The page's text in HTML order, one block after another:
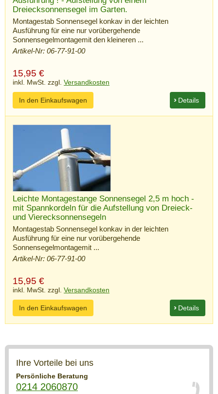
Dreiecksonnensegel im Garten.
Montagestab Sonnensegel konkav in der leichten
Ausführung für eine nur vorübergehende
Sonnensegelmontagemit den kleineren ...
Artikel-Nr: 06-77-91-00
15,95 €
inkl. MwSt. zzgl. Versandkosten
Details
In den Einkaufswagen
Leichte Montagestange Sonnensegel 2,5 m hoch -
mit Spannkordeln für die Aufstellung von Dreieck-
und Vierecksonnensegeln
Montagestab Sonnensegel konkav in der leichten
Ausführung für eine nur vorübergehende
Sonnensegelmontagemit ...
Artikel-Nr: 06-77-91-00
15,95 €
inkl. MwSt. zzgl. Versandkosten
Details
In den Einkaufswagen
Ihre Vorteile bei uns
Persönliche Beratung
0214 2060870